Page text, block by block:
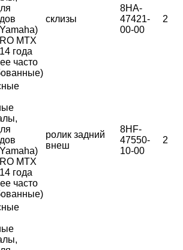
склизы
8HA-
47421-
00-00
2
ролик задний
внеш
8HF-
47550-
10-00
2